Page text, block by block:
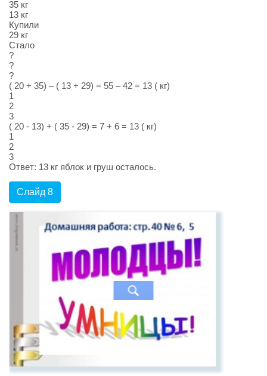
35 кг
13 кг
Купили
29 кг
Стало
?
?
?
( 20 + 35) – ( 13 + 29) = 55 – 42 = 13 ( кг)
1
2
3
( 20 - 13) + ( 35 - 29) = 7 + 6 = 13 ( кг)
1
2
3
Ответ: 13 кг яблок и груш осталось.
Слайд 8